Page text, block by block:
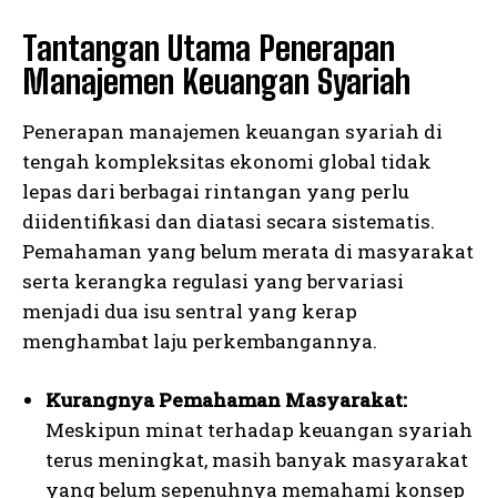
Tantangan Utama Penerapan
Manajemen Keuangan Syariah
Penerapan manajemen keuangan syariah di
tengah kompleksitas ekonomi global tidak
lepas dari berbagai rintangan yang perlu
diidentifikasi dan diatasi secara sistematis.
Pemahaman yang belum merata di masyarakat
serta kerangka regulasi yang bervariasi
menjadi dua isu sentral yang kerap
menghambat laju perkembangannya.
Kurangnya Pemahaman Masyarakat:
Meskipun minat terhadap keuangan syariah
terus meningkat, masih banyak masyarakat
yang belum sepenuhnya memahami konsep